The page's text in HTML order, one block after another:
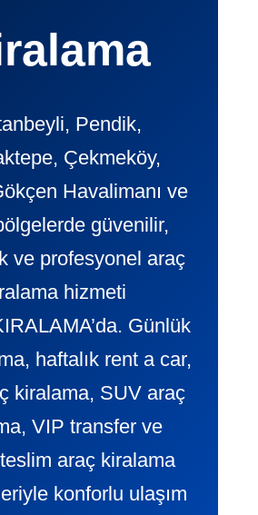
Pendik,
Çekmeköy,
Havalimanı ve
güvenilir,
ve profesyonel araç
hizmeti
Günlük
haftalık rent a car,
kiralama, SUV araç
VIP transfer ve
araç kiralama
konforlu ulaşım